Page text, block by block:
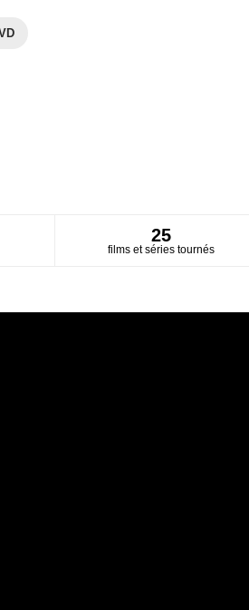
25
films et séries tournés